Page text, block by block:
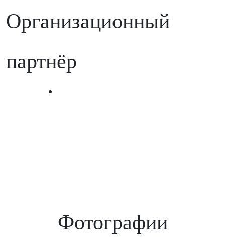
Организационный
партнёр
Фотографии